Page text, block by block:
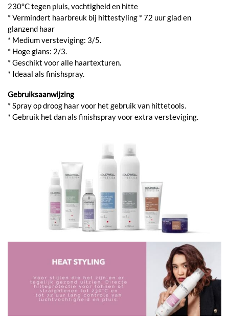
230°C tegen pluis, vochtigheid en hitte
* Vermindert haarbreuk bij hittestyling * 72 uur glad en
glanzend haar
* Medium versteviging: 3/5.
* Hoge glans: 2/3.
* Geschikt voor alle haartexturen.
* Ideaal als finishspray.
Gebruiksaanwijzing
* Spray op droog haar voor het gebruik van hittetools.
* Gebruik het dan als finishspray voor extra versteviging.